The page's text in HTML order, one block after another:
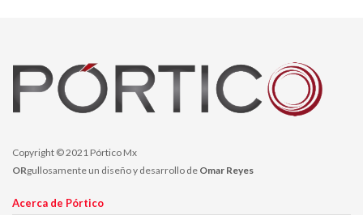
Copyright © 2021 Pórtico Mx
ORgullosamente un diseño y desarrollo de Omar Reyes
Acerca de Pórtico